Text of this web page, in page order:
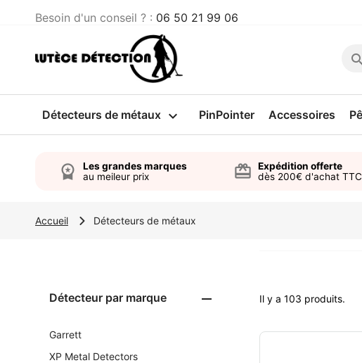
Besoin d'un conseil ? : 06 50 21 99 06

Détecteurs de métaux PinPointer Accessoires
workspace_premium
Les grandes marques
au meileur prix
card_giftcard
Expédition offerte
dès 200€ d'achat TTC
Accueil Détecteurs de métaux
Détecteur par marque 
Garrett
XP Metal Detectors
Il y a 103 produits.